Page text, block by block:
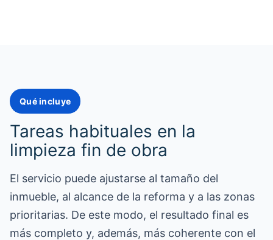
Qué incluye
Tareas habituales en la
limpieza fin de obra
El servicio puede ajustarse al tamaño del
inmueble, al alcance de la reforma y a las zonas
prioritarias. De este modo, el resultado final es
más completo y, además, más coherente con el